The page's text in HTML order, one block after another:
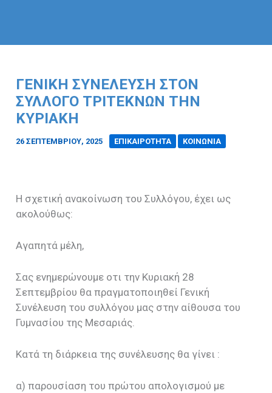
ΓΕΝΙΚΉ ΣΥΝΈΛΕΥΣΗ ΣΤΟΝ
ΣΎΛΛΟΓΟ ΤΡΙΤΈΚΝΩΝ ΤΗΝ
ΚΥΡΙΑΚΉ
26 ΣΕΠΤΕΜΒΡΊΟΥ, 2025 ΕΠΙΚΑΙΡΟΤΗΤΑ ΚΟΙΝΩΝΙΑ
Η σχετική ανακοίνωση του Συλλόγου, έχει ως
ακολούθως:
Αγαπητά μέλη,
Σας ενημερώνουμε οτι την Κυριακή 28
Σεπτεμβρίου θα πραγματοποιηθεί Γενική
Συνέλευση του συλλόγου μας στην αίθουσα του
Γυμνασίου της Μεσαριάς.
Κατά τη διάρκεια της συνέλευσης θα γίνει :
α) παρουσίαση του πρώτου απολογισμού με